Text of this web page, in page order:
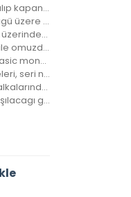
Çanta her iki taraftandan açılıp kapanabilir.
Elçikleri resim de de görüldügü üzere kilitlenebilir.
Orjinali ile birebir olup çanta üzerindeki desen sayısı orjinalinde ki ile aynıdır.
Çanta vejital deri askı kayışı ile omuzda, çarpraz ve düz taşınabilir.
Çanta kareli modelde de, clasic monogramlı modelde de, orjinalinde ki kare sayısı ile çantamızdaki kare sayıları eşittir.
Louıs Vuitton logoları ve kareleri, seri numarası, bozuk para cebi ile birebir aynıdır.
Askı kayışının kancaları ve halkalarında louis vuitton yazıları mevcuttur ve metal aksamları altın banyodur.
Altın banyo adından da anlaşılacagı gibi, kaplamanın en kaliteli olanıdır. Ömürlüktür, kararma yapmaz.